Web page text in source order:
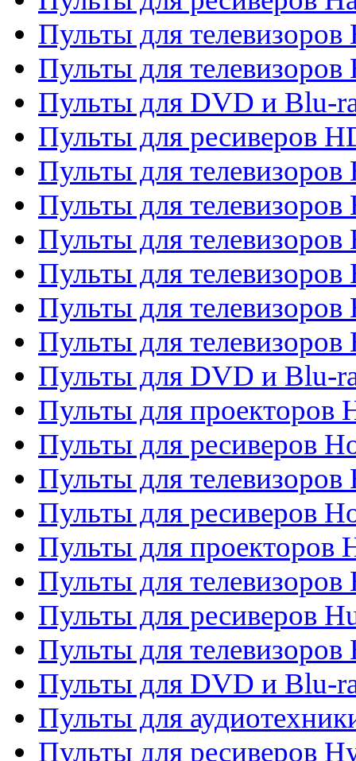
Пульты для телевизоров
Пульты для телевизоров
Пульты для DVD и Blu-
Пульты для ресиверов
Пульты для
Пульты для телевизоров
Пульты для телевизоров
Пульты для телевизоров
Пульты для телевизоров
Пульты для телевизоров
Пульты для DVD и Blu-
Пульты для проекторов
Пульты для ресиверов
Пульты для
Пульты для ресиверов
Пульты для проекторов
Пульты для телевизоров
Пульты для ресиверов
Пульты для
Пульты для DVD и Blu-
Пульты для
Пульты для ресиверов